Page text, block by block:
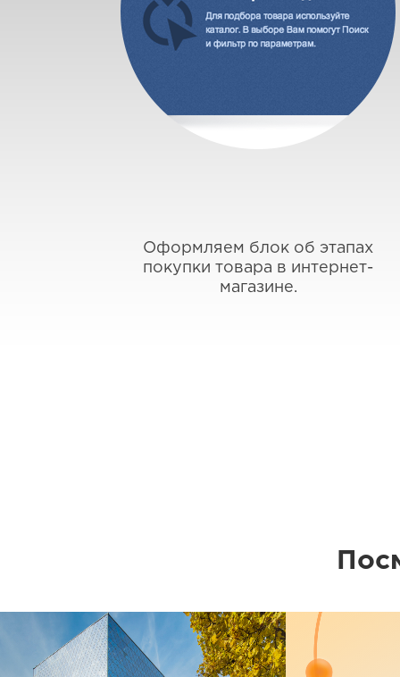
Оформляем блок об этапах
покупки товара в интернет-
магазине.